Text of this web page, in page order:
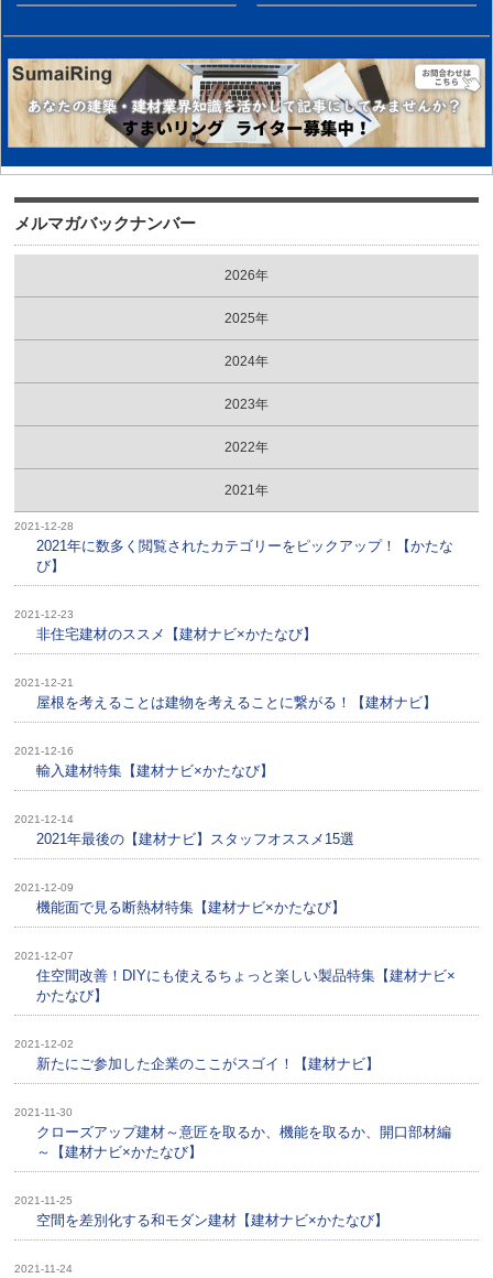
メルマガバックナンバー
2026年
2025年
2024年
2023年
2022年
2021年
2021-12-28
2021年に数多く閲覧されたカテゴリーをピックアップ！【かたな
び】
2021-12-23
非住宅建材のススメ【建材ナビ×かたなび】
2021-12-21
屋根を考えることは建物を考えることに繋がる！【建材ナビ】
2021-12-16
輸入建材特集【建材ナビ×かたなび】
2021-12-14
2021年最後の【建材ナビ】スタッフオススメ15選
2021-12-09
機能面で見る断熱材特集【建材ナビ×かたなび】
2021-12-07
住空間改善！DIYにも使えるちょっと楽しい製品特集【建材ナビ×
かたなび】
2021-12-02
新たにご参加した企業のここがスゴイ！【建材ナビ】
2021-11-30
クローズアップ建材～意匠を取るか、機能を取るか、開口部材編
～【建材ナビ×かたなび】
2021-11-25
空間を差別化する和モダン建材【建材ナビ×かたなび】
2021-11-24